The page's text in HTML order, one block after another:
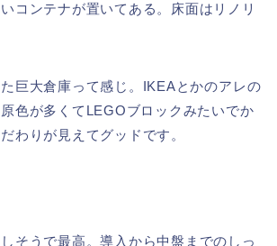
コンテナが置いてある。床面はリノリ
巨大倉庫って感じ。IKEAとかのアレの
色が多くてLEGOブロックみたいでか
わりが見えてグッドです。
そうで最高。導入から中盤までのしっ